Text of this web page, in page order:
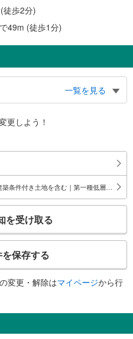
徒歩2分)
49m (徒歩1分)
一覧を見る
更しよう！
価格未定を含む｜建築条件付き土地を含む｜第一種低層住居専用地域
を受け取る
保存する
変更・解除はマイページから行